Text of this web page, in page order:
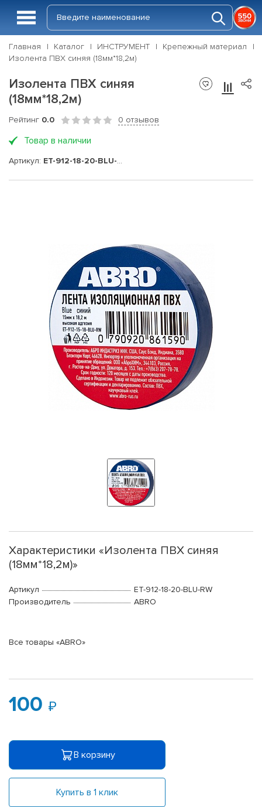
Главная Каталог ИНСТРУМЕНТ
Крепежный материал
Изолента ПВХ синяя (18мм*18,2м)
Изолента ПВХ синяя
(18мм*18,2м)
Рейтинг 0.0 0 отзывов
Товар в наличии
Артикул: ET-912-18-20-BLU-RW
Характеристики «Изолента ПВХ синяя
(18мм*18,2м)»
Артикул
ET-912-18-20-BLU-RW
Производитель
ABRO
Все товары «ABRO»
100
В корзину
Купить в 1 клик